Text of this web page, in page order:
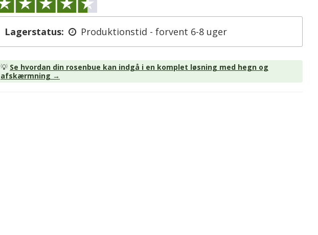
Lagerstatus: Produktionstid - forvent 6-8 uger
💡 Se hvordan din rosenbue kan indgå i en komplet løsning med hegn og
afskærmning →